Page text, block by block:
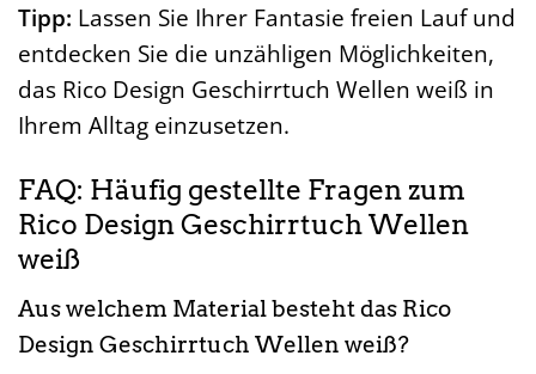
Tipp: Lassen Sie Ihrer Fantasie freien Lauf und
entdecken Sie die unzähligen Möglichkeiten,
das Rico Design Geschirrtuch Wellen weiß in
Ihrem Alltag einzusetzen.
FAQ: Häufig gestellte Fragen zum
Rico Design Geschirrtuch Wellen
weiß
Aus welchem Material besteht das Rico
Design Geschirrtuch Wellen weiß?